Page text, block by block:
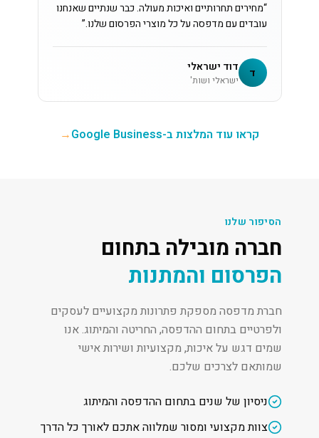
“מחירים תחרותיים ואיכות מעולה. כבר שנתיים שאנחנו
עובדים עם מדפסה על כל מוצרי הפרסום שלנו.”
ד דוד ישראלי
ישראלי ושות'
קראו עוד המלצות ב-Google Business →
הסיפור שלנו
חברה מובילה בתחום
הפרסום והמתנות
חברת מדפסה מספקת פתרונות מקצועיים לעסקים
ולפרטיים בתחום ההדפסה, החריטה והמיתוג. אנו
שמים דגש על איכות, מקצועיות ושירות אישי
שמותאם לצרכים שלכם.
ניסיון של שנים בתחום ההדפסה והמיתוג
צוות מקצועי ומסור שמלווה אתכם לאורך כל הדרך